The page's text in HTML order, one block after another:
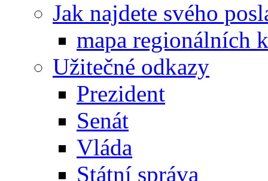
Jak najdete svého
mapa regionálních
Užitečné odkazy
Prezident
Senát
Vláda
Státní správa